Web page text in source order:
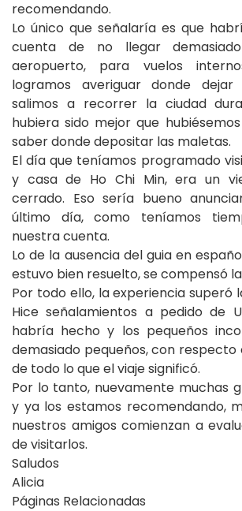
recomendando.
Lo único que señalaría es que
cuenta de no llegar
aeropuerto, para vuelos
logramos averiguar donde
salimos a recorrer la ciudad
hubiera sido mejor que
saber donde depositar las maletas.
El día que teníamos programado
y casa de Ho Chi Min, era un
cerrado. Eso sería bueno
último día, como teníamos
nuestra cuenta.
Lo de la ausencia del guia en
estuvo bien resuelto, se compensó
Por todo ello, la experiencia superó
Hice señalamientos a pedido de
habría hecho y los pequeños
demasiado pequeños, con respecto
de todo lo que el viaje significó.
Por lo tanto, nuevamente muchas
y ya los estamos recomendando,
nuestros amigos comienzan a
de visitarlos.
Saludos
Alicia
Páginas Relacionadas